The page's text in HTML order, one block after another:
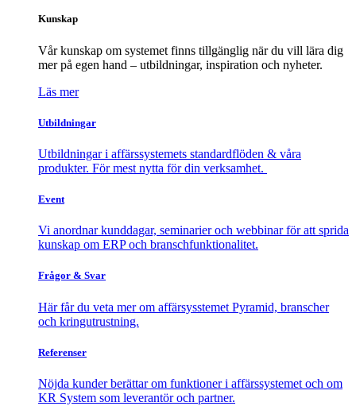
Kunskap
Vår kunskap om systemet finns tillgänglig när du vill lära dig
mer på egen hand – utbildningar, inspiration och nyheter.
Läs mer
Utbildningar
Utbildningar i affärssystemets standardflöden & våra
produkter. För mest nytta för din verksamhet.
Event
Vi anordnar kunddagar, seminarier och webbinar för att sprida
kunskap om ERP och branschfunktionalitet.
Frågor & Svar
Här får du veta mer om affärsysstemet Pyramid, branscher
och kringutrustning.
Referenser
Nöjda kunder berättar om funktioner i affärssystemet och om
KR System som leverantör och partner.